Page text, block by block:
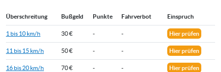
Überschreitung Bußgeld Punkte Fahrverbot Einspruch
1 bis 10 km/h 30 € - - Hier prüfen
11 bis 15 km/h 50 € - - Hier prüfen
16 bis 20 km/h 70 € - - Hier prüfen